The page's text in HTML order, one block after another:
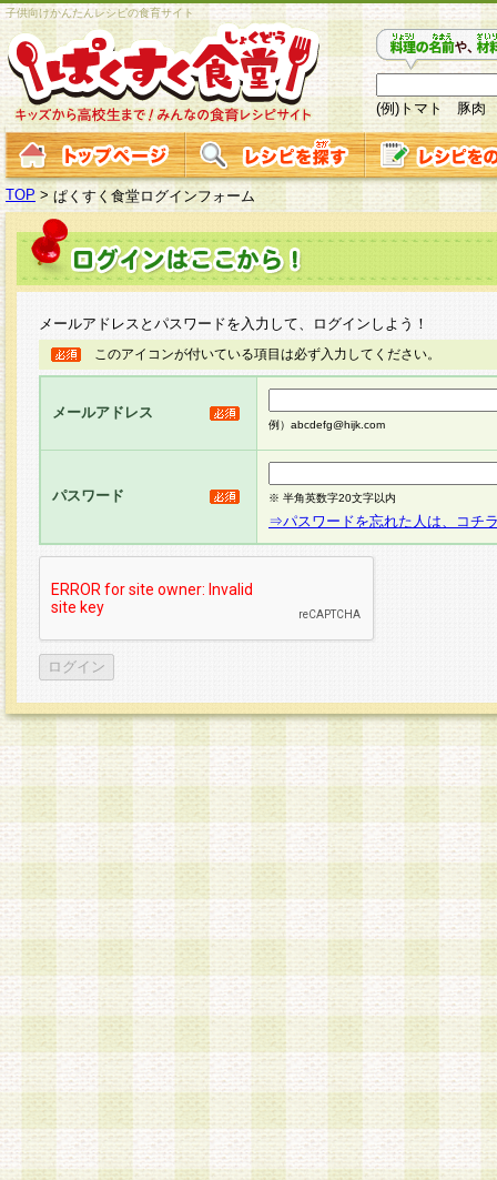
子供向けかんたんレシピの食育サイト
(例)トマト 豚肉
TOP > ぱくすく食堂ログインフォーム
メールアドレスとパスワードを入力して、ログインしよう！
このアイコンが付いている項目は必ず入力してください。
メールアドレス
例）abcdefg@hijk.com
パスワード ※ 半角英数字20文字以内
⇒パスワードを忘れた人は、コチ